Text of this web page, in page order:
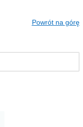
Powrót na górę